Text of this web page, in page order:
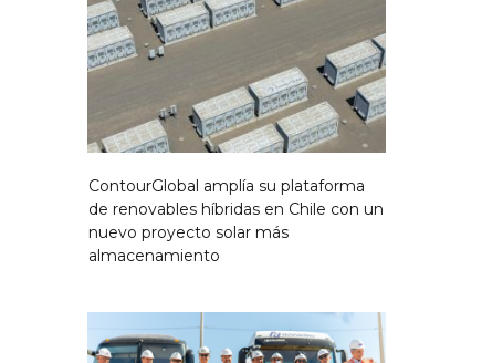
ContourGlobal amplía su plataforma
de renovables híbridas en Chile con un
nuevo proyecto solar más
almacenamiento